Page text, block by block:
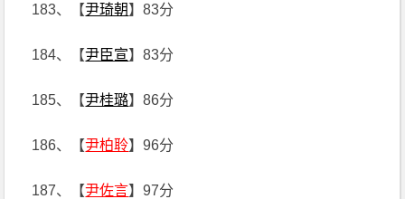
183、【尹琦朝】83分
184、【尹臣宣】83分
185、【尹桂璐】86分
186、【尹柏聆】96分
187、【尹佐言】97分